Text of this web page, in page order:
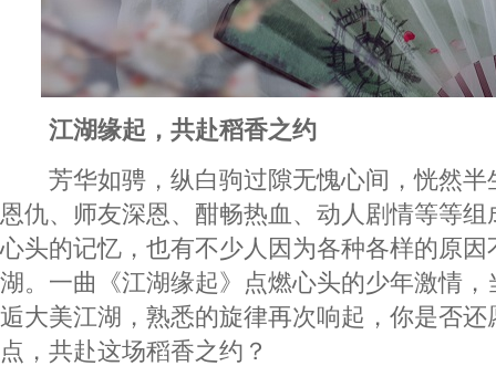
江湖缘起，共赴稻香之约
芳华如骋，纵白驹过隙无愧心间，恍然半
恩仇、师友深恩、酣畅热血、动人剧情等等
心头的记忆，也有不少人因为各种各样的原
湖。一曲《江湖缘起》点燃心头的少年激情
逅大美江湖，熟悉的旋律再次响起，你是否
点，共赴这场稻香之约？